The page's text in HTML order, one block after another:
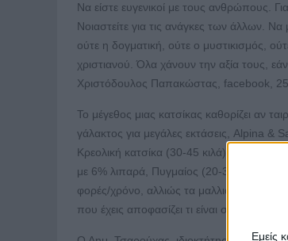
Εμείς
Να είστε ευγενικοί με τους ανθρώπους.
Νοιαστείτε για τις ανάγκες των άλλων.
ούτε η δογματική, ούτε ο μυστικισμός,
χριστιανού. Όλα χάνουν την αξία τους,
Χριστόδουλος Παπακώστας, facebook,
Το μέγεθος μιας κατσίκας καθορίζει αν
γάλακτος για μεγάλες εκτάσεις, Alpina &
Κρεολική κατσίκα (30-45 κιλά) επιβιώνει
με 6% λιπαρά, Πυγμαίος (20-30 κιλά)
φορές/χρόνο, αλλιώς τα μαλλιά την
που έχεις αποφασίζει τι είναι σωστό